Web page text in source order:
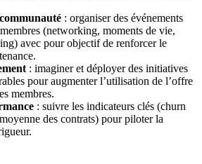
: organiser des événements
(networking, moments de vie,
avec pour objectif de renforcer le
: imaginer et déployer des initiatives
pour augmenter l’utilisation de l’offre
membres.
: suivre les indicateurs clés (churn
des contrats) pour piloter la